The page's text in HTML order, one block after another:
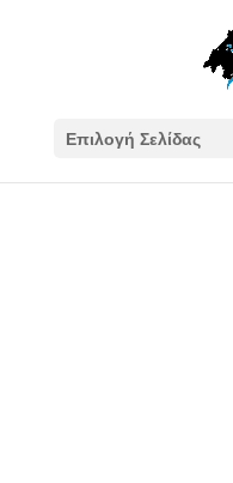
Επιλογή Σελίδας